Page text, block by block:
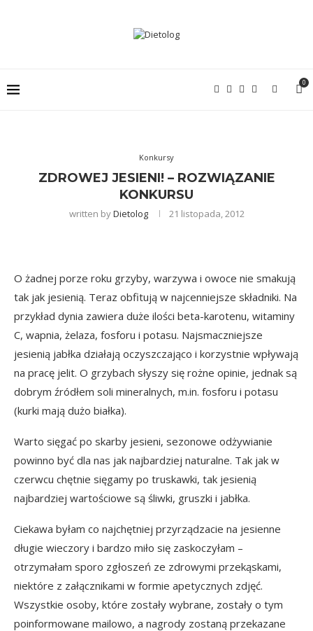
0
Konkursy
ZDROWEJ JESIENI! – ROZWIĄZANIE
KONKURSU
written byDietolog 21 listopada, 2012
O żadnej porze roku grzyby, warzywa i owoce nie smakują
tak jak jesienią. Teraz obfitują w najcenniejsze składniki. Na
przykład dynia zawiera duże ilości beta-karotenu, witaminy
C, wapnia, żelaza, fosforu i potasu. Najsmaczniejsze
jesienią jabłka działają oczyszczająco i korzystnie wpływają
na pracę jelit. O grzybach słyszy się rożne opinie, jednak są
dobrym źródłem soli mineralnych, m.in. fosforu i potasu
(kurki mają dużo białka).
Warto sięgać po skarby jesieni, sezonowe odżywianie
powinno być dla nas jak najbardziej naturalne. Tak jak w
czerwcu chętnie sięgamy po truskawki, tak jesienią
najbardziej wartościowe są śliwki, gruszki i jabłka.
Ciekawa byłam co najchętniej przyrządzacie na jesienne
długie wieczory i bardzo miło się zaskoczyłam –
otrzymałam sporo zgłoszeń ze zdrowymi przekąskami,
niektóre z załącznikami w formie apetycznych zdjęć.
Wszystkie osoby, które zostały wybrane, zostały o tym
poinformowane mailowo, a nagrody zostaną przekazane